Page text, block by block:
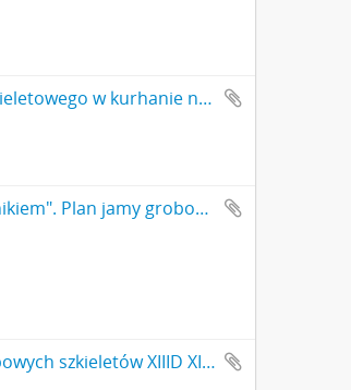
Rysunek odręczny jbw. Gródek pow. Równe pole "Nad Rudnikiem". Plan grobu szkieletowego w kurhanie nr I. Skala: 1:10(?). Autor: Michał Drewko 1926 r.
Rysunek odręczny jbw. Gródek pow. Równe pole "Nad Rudnikiem". Plan jamy grobowych szkieletów XIIID XIIIE oraz XIIIF w kurhanie XIII. Skala: 1:10(?). Autor: M. Drewko 1926 r. s. 1: rysunek na papierze strona z pieczątką Działu Dokumentacji PMA.
Rysunek odręczny jbw. Gródek pow. Równe pole "Nad Rudnikiem". Plan jamy grobowych szkieletów XIIID XIIIE oraz XIIIF w kurhanie XIII. Skala: 1:10(?). Autor: M. Drewko 1926 r.